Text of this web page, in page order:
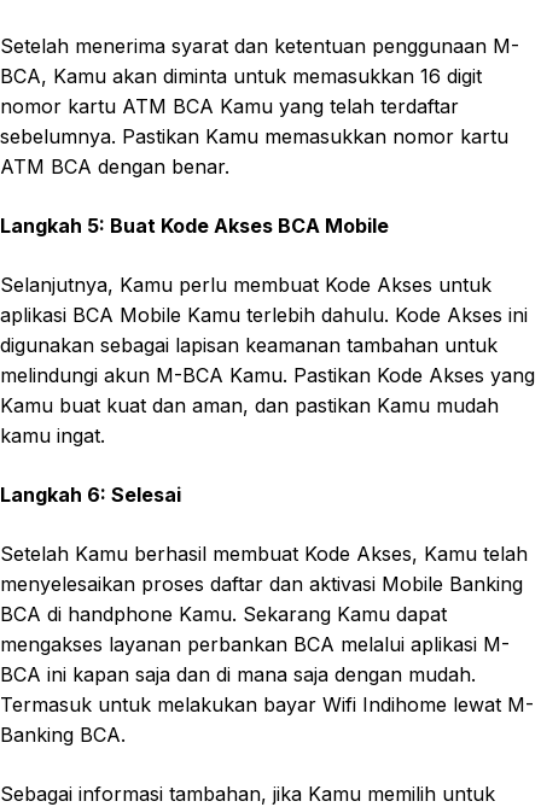
Setelah menerima syarat dan ketentuan penggunaan M-
BCA, Kamu akan diminta untuk memasukkan 16 digit
nomor kartu ATM BCA Kamu yang telah terdaftar
sebelumnya. Pastikan Kamu memasukkan nomor kartu
ATM BCA dengan benar.
Langkah 5: Buat Kode Akses BCA Mobile
Selanjutnya, Kamu perlu membuat Kode Akses untuk
aplikasi BCA Mobile Kamu terlebih dahulu. Kode Akses ini
digunakan sebagai lapisan keamanan tambahan untuk
melindungi akun M-BCA Kamu. Pastikan Kode Akses yang
Kamu buat kuat dan aman, dan pastikan Kamu mudah
kamu ingat.
Langkah 6: Selesai
Setelah Kamu berhasil membuat Kode Akses, Kamu telah
menyelesaikan proses daftar dan aktivasi Mobile Banking
BCA di handphone Kamu. Sekarang Kamu dapat
mengakses layanan perbankan BCA melalui aplikasi M-
BCA ini kapan saja dan di mana saja dengan mudah.
Termasuk untuk melakukan bayar Wifi Indihome lewat M-
Banking BCA.
Sebagai informasi tambahan, jika Kamu memilih untuk